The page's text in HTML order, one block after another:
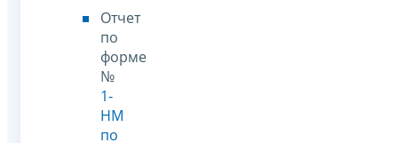
Отчет
по
форме
№
1-
НМ
по